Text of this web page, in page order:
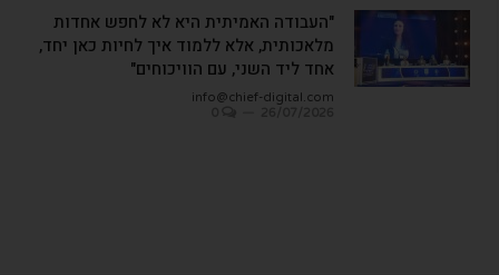
"העבודה האמיתית היא לא לחפש אחדות
מלאכותית, אלא ללמוד איך לחיות כאן יחד,
אחד ליד השני, עם הוויכוחים"
info@chief-digital.com